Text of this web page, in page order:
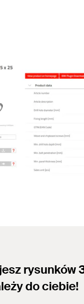
rysunków
do ciebie!